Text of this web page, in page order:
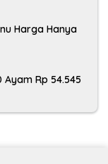
Harga Hanya
Rp 54.545